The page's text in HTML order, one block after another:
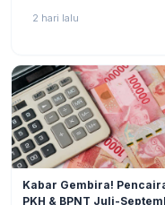
Closing, Kapan Uang
2 hari lalu
Kabar Gembira!
PKH & BPNT Juli-